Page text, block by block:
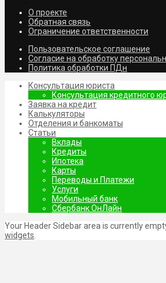
О проекте
Обратная связь
Ограничение ответственности
Пользовательское соглашение
Согласие на обработку
Политика обработки ПДн
Консультация юриста
Консультация кредитного
Заявка на кредит
Калькуляторы
Отделения и банкоматы
Статьи
Вклады
Кредиты
Ипотека
Карты
Переводы и Платежи
Услуги
Мобильный банк
Сбербанк ОнЛайн
Your Header Sidebar area is currently
widgets